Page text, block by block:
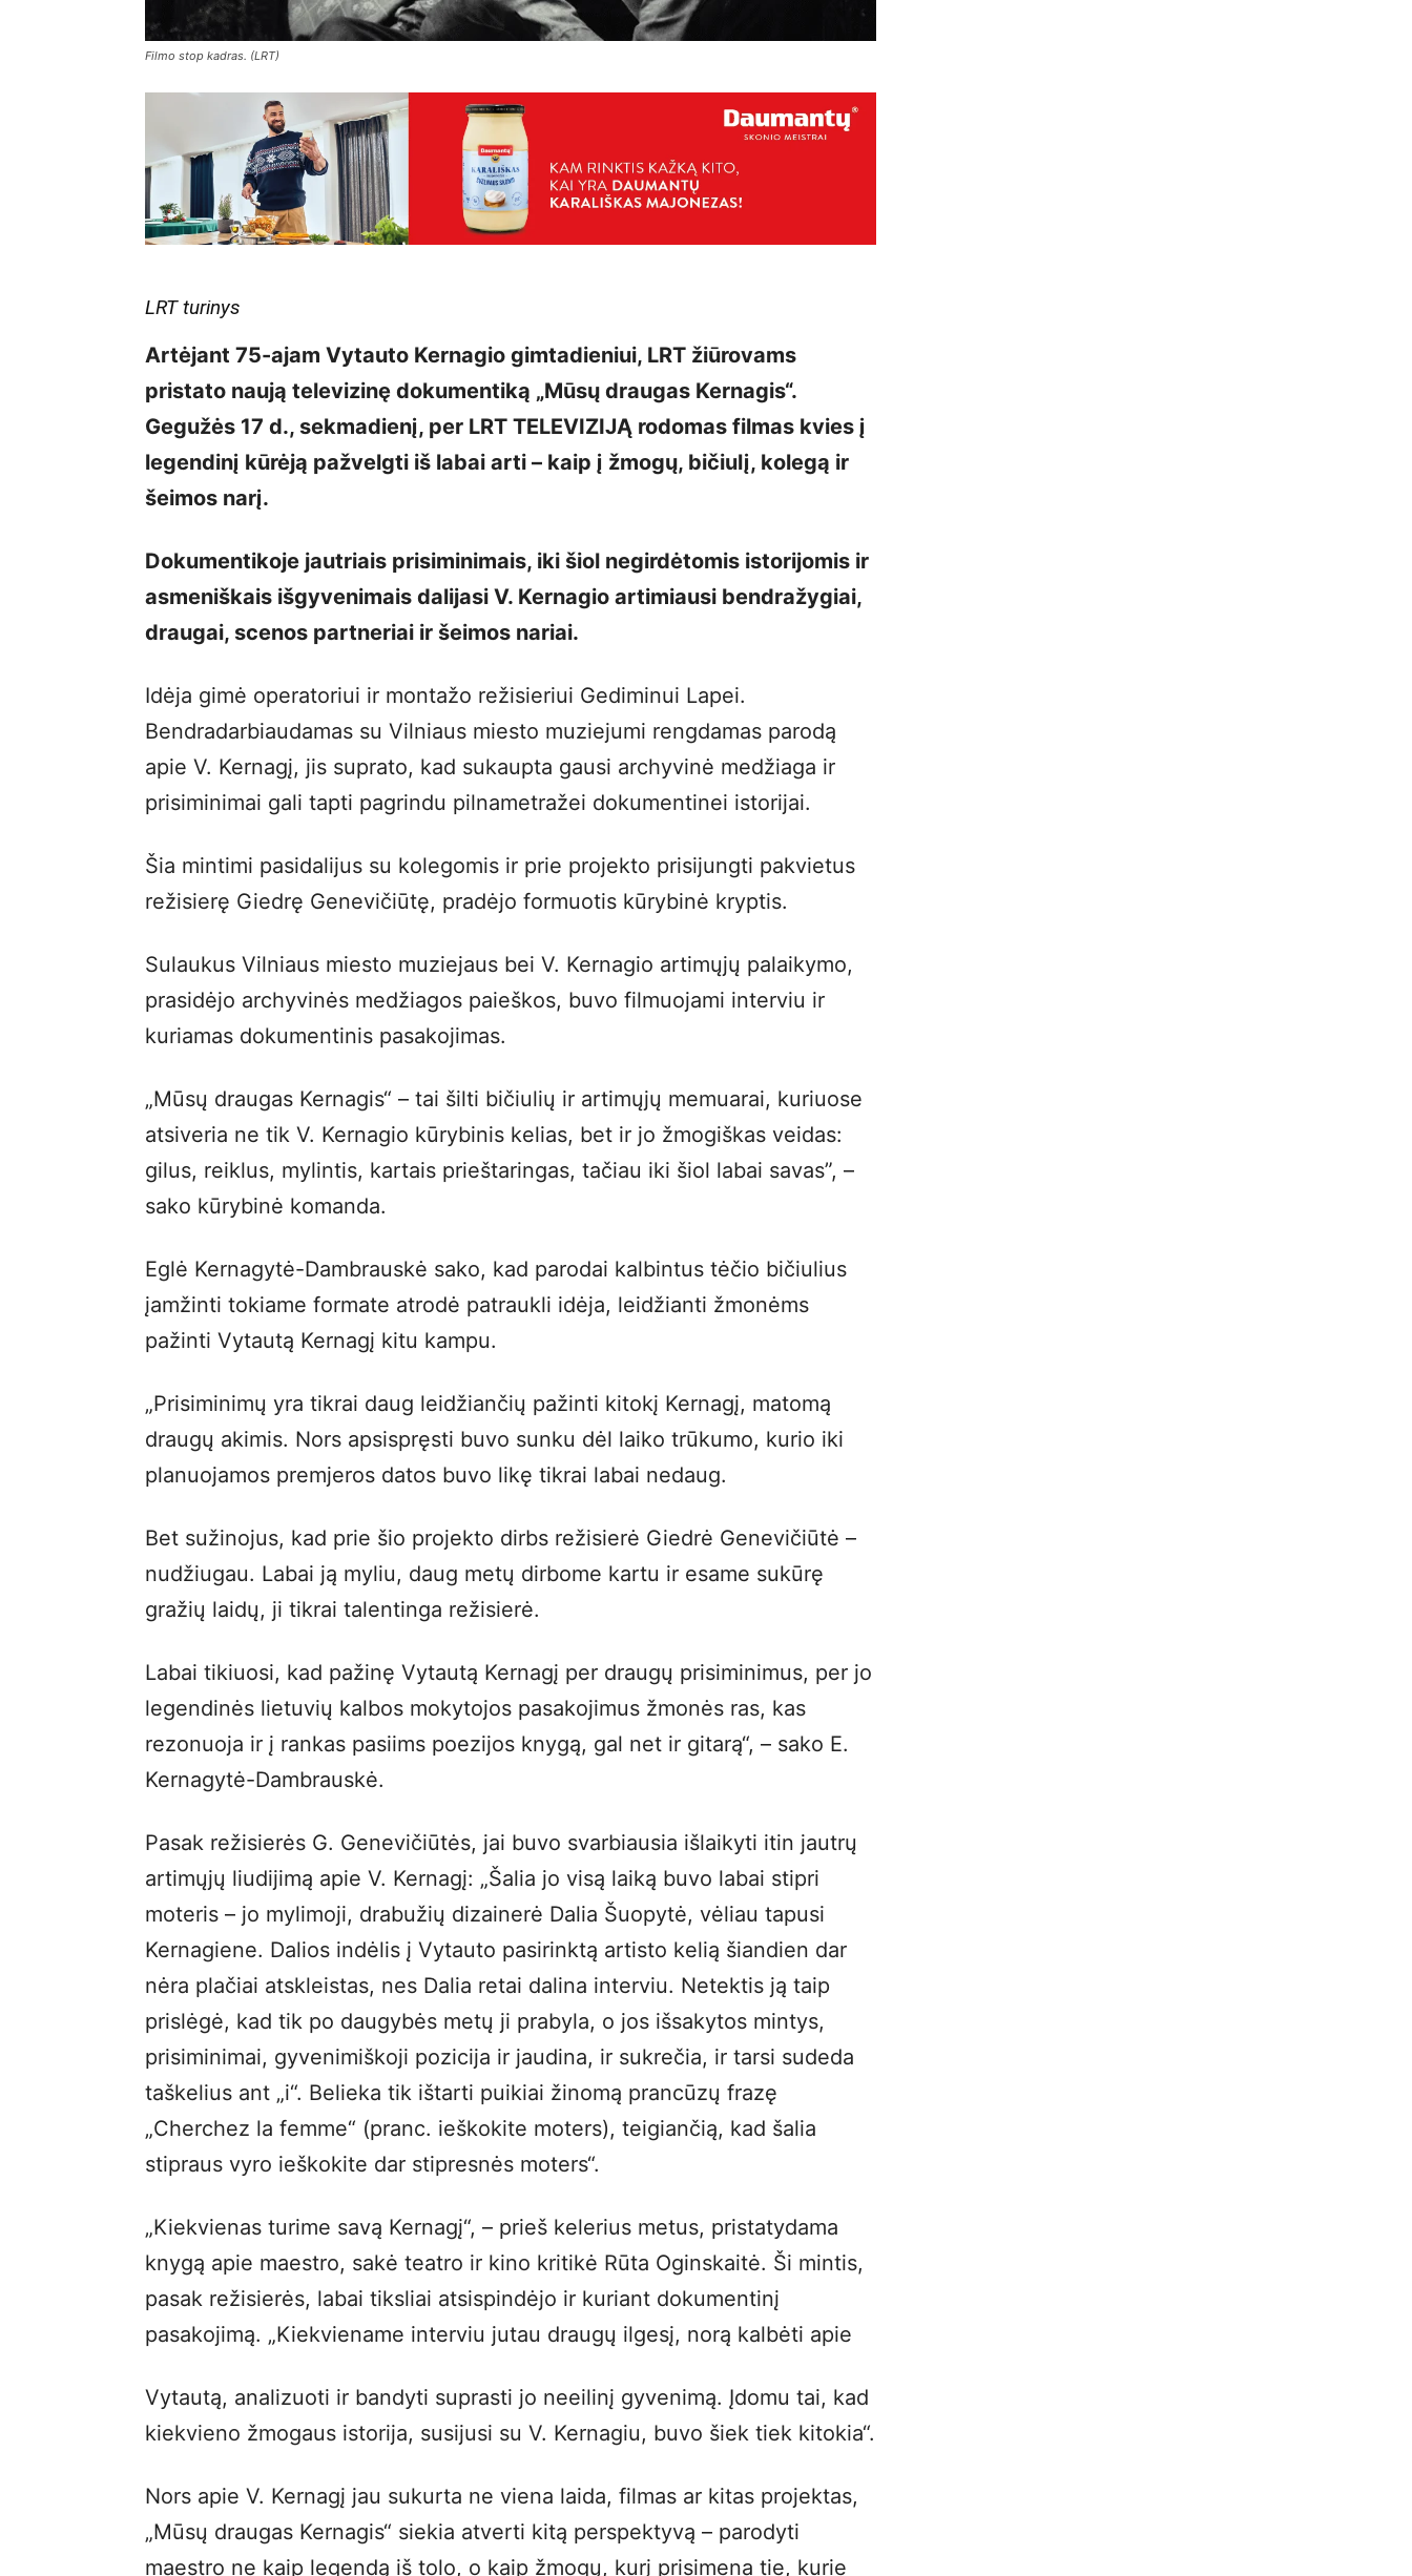
Filmo stop kadras. (LRT)
LRT turinys
Artėjant 75-ajam Vytauto Kernagio gimtadieniui, LRT žiūrovams
pristato naują televizinę dokumentiką „Mūsų draugas Kernagis“.
Gegužės 17 d., sekmadienį, per LRT TELEVIZIJĄ rodomas filmas kvies į
legendinį kūrėją pažvelgti iš labai arti – kaip į žmogų, bičiulį, kolegą ir
šeimos narį.
Dokumentikoje jautriais prisiminimais, iki šiol negirdėtomis istorijomis ir
asmeniškais išgyvenimais dalijasi V. Kernagio artimiausi bendražygiai,
draugai, scenos partneriai ir šeimos nariai.
Idėja gimė operatoriui ir montažo režisieriui Gediminui Lapei.
Bendradarbiaudamas su Vilniaus miesto muziejumi rengdamas parodą
apie V. Kernagį, jis suprato, kad sukaupta gausi archyvinė medžiaga ir
prisiminimai gali tapti pagrindu pilnametražei dokumentinei istorijai.
Šia mintimi pasidalijus su kolegomis ir prie projekto prisijungti pakvietus
režisierę Giedrę Genevičiūtę, pradėjo formuotis kūrybinė kryptis.
Sulaukus Vilniaus miesto muziejaus bei V. Kernagio artimųjų palaikymo,
prasidėjo archyvinės medžiagos paieškos, buvo filmuojami interviu ir
kuriamas dokumentinis pasakojimas.
„Mūsų draugas Kernagis“ – tai šilti bičiulių ir artimųjų memuarai, kuriuose
atsiveria ne tik V. Kernagio kūrybinis kelias, bet ir jo žmogiškas veidas:
gilus, reiklus, mylintis, kartais prieštaringas, tačiau iki šiol labai savas”, –
sako kūrybinė komanda.
Eglė Kernagytė-Dambrauskė sako, kad parodai kalbintus tėčio bičiulius
įamžinti tokiame formate atrodė patraukli idėja, leidžianti žmonėms
pažinti Vytautą Kernagį kitu kampu.
„Prisiminimų yra tikrai daug leidžiančių pažinti kitokį Kernagį, matomą
draugų akimis. Nors apsispręsti buvo sunku dėl laiko trūkumo, kurio iki
planuojamos premjeros datos buvo likę tikrai labai nedaug.
Bet sužinojus, kad prie šio projekto dirbs režisierė Giedrė Genevičiūtė –
nudžiugau. Labai ją myliu, daug metų dirbome kartu ir esame sukūrę
gražių laidų, ji tikrai talentinga režisierė.
Labai tikiuosi, kad pažinę Vytautą Kernagį per draugų prisiminimus, per jo
legendinės lietuvių kalbos mokytojos pasakojimus žmonės ras, kas
rezonuoja ir į rankas pasiims poezijos knygą, gal net ir gitarą“, – sako E.
Kernagytė-Dambrauskė.
Pasak režisierės G. Genevičiūtės, jai buvo svarbiausia išlaikyti itin jautrų
artimųjų liudijimą apie V. Kernagį: „Šalia jo visą laiką buvo labai stipri
moteris – jo mylimoji, drabužių dizainerė Dalia Šuopytė, vėliau tapusi
Kernagiene. Dalios indėlis į Vytauto pasirinktą artisto kelią šiandien dar
nėra plačiai atskleistas, nes Dalia retai dalina interviu. Netektis ją taip
prislėgė, kad tik po daugybės metų ji prabyla, o jos išsakytos mintys,
prisiminimai, gyvenimiškoji pozicija ir jaudina, ir sukrečia, ir tarsi sudeda
taškelius ant „i“. Belieka tik ištarti puikiai žinomą prancūzų frazę
„Cherchez la femme“ (pranc. ieškokite moters), teigiančią, kad šalia
stipraus vyro ieškokite dar stipresnės moters“.
„Kiekvienas turime savą Kernagį“, – prieš kelerius metus, pristatydama
knygą apie maestro, sakė teatro ir kino kritikė Rūta Oginskaitė. Ši mintis,
pasak režisierės, labai tiksliai atsispindėjo ir kuriant dokumentinį
pasakojimą. „Kiekviename interviu jutau draugų ilgesį, norą kalbėti apie
Vytautą, analizuoti ir bandyti suprasti jo neeilinį gyvenimą. Įdomu tai, kad
kiekvieno žmogaus istorija, susijusi su V. Kernagiu, buvo šiek tiek kitokia“.
Nors apie V. Kernagį jau sukurta ne viena laida, filmas ar kitas projektas,
„Mūsų draugas Kernagis“ siekia atverti kitą perspektyvą – parodyti
maestro ne kaip legendą iš tolo, o kaip žmogų, kurį prisimena tie, kurie